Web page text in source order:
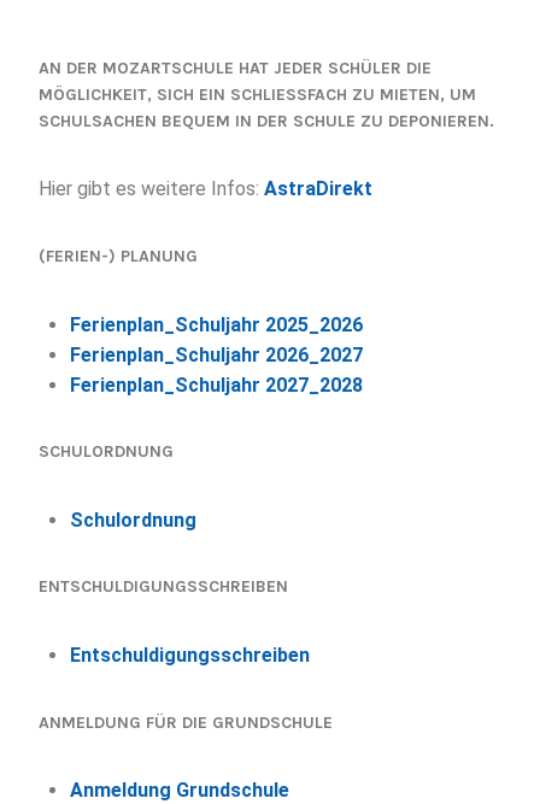
AN DER MOZARTSCHULE HAT JEDER SCHÜLER DIE
MÖGLICHKEIT, SICH EIN SCHLIESSFACH ZU MIETEN, UM S
CHULSACHEN BEQUEM IN DER SCHULE ZU DEPONIEREN.
Hier gibt es weitere Infos:AstraDirekt
(FERIEN-) PLANUNG
Ferienplan_Schuljahr 2025_2026
Ferienplan_Schuljahr 2026_2027
Ferienplan_Schuljahr 2027_2028
SCHULORDNUNG
Schulordnung
ENTSCHULDIGUNGSSCHREIBEN
Entschuldigungsschreiben
ANMELDUNG FÜR DIE GRUNDSCHULE
Anmeldung Grundschule